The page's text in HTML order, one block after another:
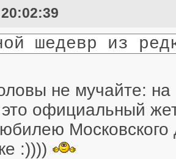
шедевр из
не мучайте:
официальный
:))))